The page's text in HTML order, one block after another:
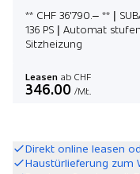
** CHF 36'790.– ** |
136 PS | Automat
Sitzheizung
Leasen ab CHF
346.00 /Mt.
Direkt online leasen
Haustürlieferung zum